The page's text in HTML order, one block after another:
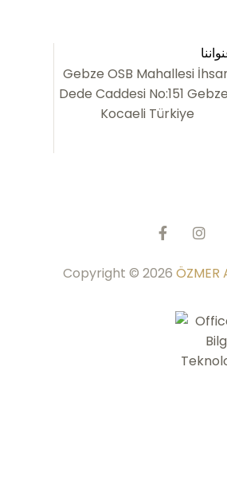
Gebze OSB Mahallesi
Dede Caddesi No:151
Kocaeli Türkiye
Copyright © 2026 ÖZMER